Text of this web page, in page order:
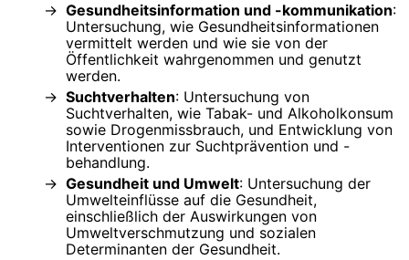
Gesundheitsinformation und -kommunikation:
Untersuchung, wie Gesundheitsinformationen
vermittelt werden und wie sie von der
Öffentlichkeit wahrgenommen und genutzt
werden.
Suchtverhalten: Untersuchung von
Suchtverhalten, wie Tabak- und Alkoholkonsum
sowie Drogenmissbrauch, und Entwicklung von
Interventionen zur Suchtprävention und -
behandlung.
Gesundheit und Umwelt: Untersuchung der
Umwelteinflüsse auf die Gesundheit,
einschließlich der Auswirkungen von
Umweltverschmutzung und sozialen
Determinanten der Gesundheit.